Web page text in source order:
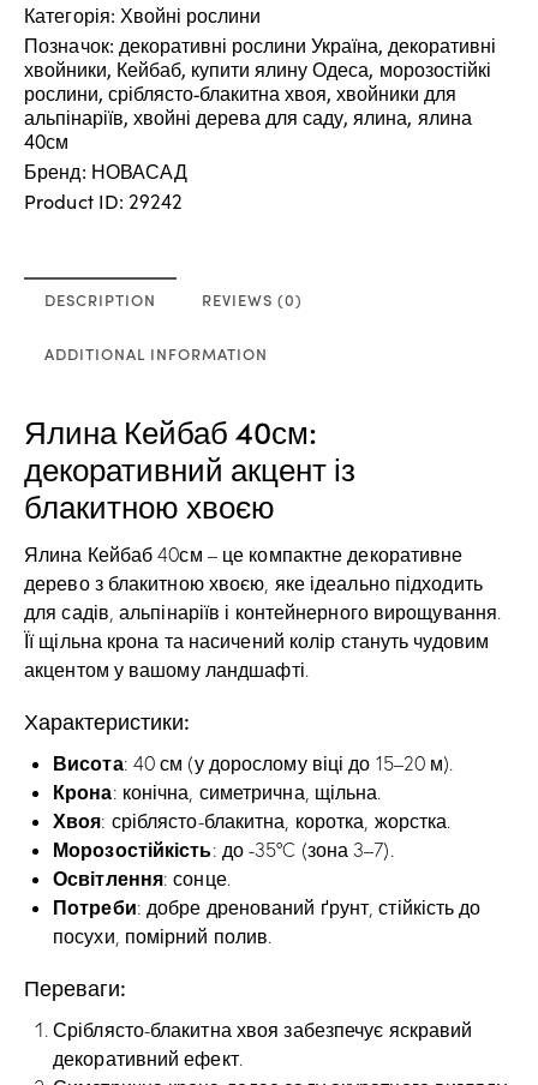
Категорія:Хвойні рослини
Позначок: декоративні рослини Україна,декоративні
хвойники, Кейбаб, купити ялину Одеса, морозостійкі
рослини,сріблясто-блакитна хвоя,хвойники для
альпінаріїв,хвойні дерева для саду,ялина, ялина
40см
Бренд: НОВАСАД
Product ID: 29242
DESCRIPTION REVIEWS (0)
ADDITIONAL INFORMATION
Ялина Кейбаб 40см:
декоративний акцент із
блакитною хвоєю
Ялина Кейбаб 40см – це компактне декоративне
дерево з блакитною хвоєю, яке ідеально підходить
для садів, альпінаріїв і контейнерного вирощування.
Її щільна крона та насичений колір стануть чудовим
акцентом у вашому ландшафті.
Характеристики:
Висота: 40 см (у дорослому віці до 15–20 м).
Крона: конічна, симетрична, щільна.
Хвоя: сріблясто-блакитна, коротка, жорстка.
Морозостійкість: до -35°C (зона 3–7).
Освітлення: сонце.
Потреби: добре дренований ґрунт, стійкість до
посухи, помірний полив.
Переваги:
Сріблясто-блакитна хвоя забезпечує яскравий
декоративний ефект.